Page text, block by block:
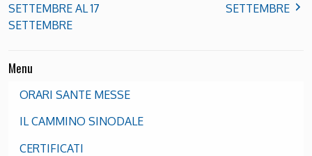
SETTEMBRE AL 17
SETTEMBRE
SETTEMBRE
Menu
ORARI SANTE MESSE
IL CAMMINO SINODALE
CERTIFICATI